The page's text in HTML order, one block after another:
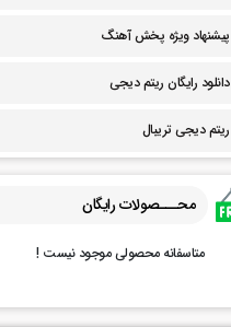
پیشنهاد ویژه پخش آهنگ
دانلود رایگان ریتم دیجی
ریتم دیجی تریبال
محـــصولات رایگان
متاسفانه محصولی موجود نیست !